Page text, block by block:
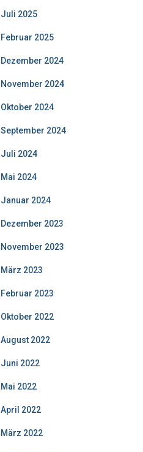
Juli 2025
Februar 2025
Dezember 2024
November 2024
Oktober 2024
September 2024
Juli 2024
Mai 2024
Januar 2024
Dezember 2023
November 2023
März 2023
Februar 2023
Oktober 2022
August 2022
Juni 2022
Mai 2022
April 2022
März 2022